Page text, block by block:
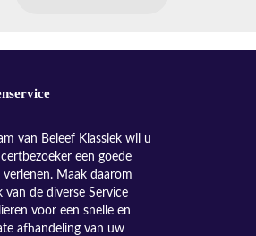
van Beleef Klassiek wil u
een goede
verlenen. Maak daarom
van de diverse Service
voor een snelle en
afhandeling van uw